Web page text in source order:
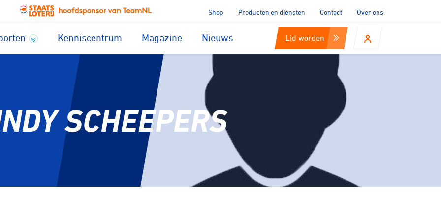
Shop Producten en diensten Contact Over ons
Kenniscentrum Magazine Nieuws Lid worden
SCHEEPERS